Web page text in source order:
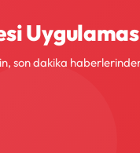
son dakika